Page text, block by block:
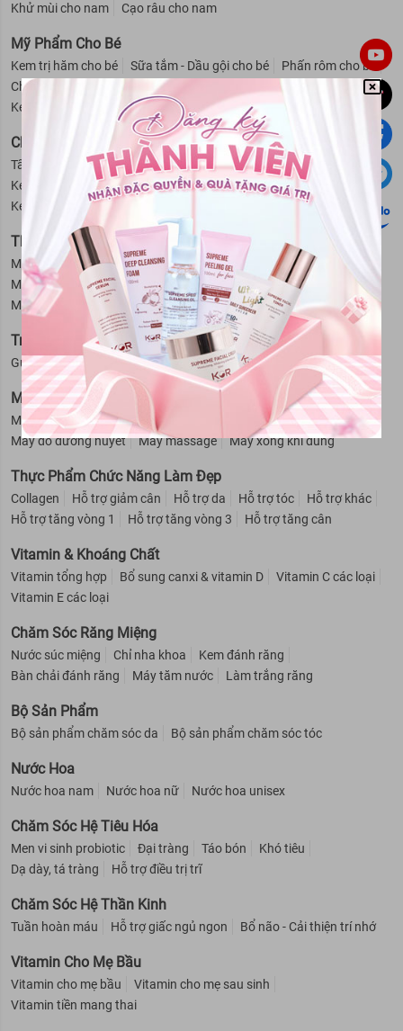
Khử mùi cho nam Cạo râu cho nam
Mỹ Phẩm Cho Bé
Kem trị hăm cho bé Sữa tắm - Dầu gội cho bé
Phấn rôm cho bé
Chống muỗi - Côn trùng cho bé
Nước hoa cho bé
Kem chống nắng - Dưỡng ẩm cho bé
Giữ ấm cho bé
Chăm Sóc Cơ Thể
Tẩy da chết Kem dưỡng thể Khử mùi
Kem chống nắng
Kem massage mặt
Kem trị thâm nách
Se khít lỗ chân lông
Kem tan mỡ bụng
Thiết Bị Làm Đẹp
Máy rửa mặt Máy massage mặt
Dụng cụ cạo râu
Máy xông hơi mặt
Máy tẩy lông
Máy hút mụn
Máy masssage mặt
Máy theo dõi sức khoẻ
Trang Điểm
Gương mặt Môi Nail - Móng Dụng cụ trang điểm
Máy Theo Dõi Sức Khỏe
Máy đo SpO2 Máy đo huyết áp
Máy đo, que thử đường huyết
Máy đo đường huyết
Máy massage Máy xông khí dung
Thực Phẩm Chức Năng Làm Đẹp
Collagen Hỗ trợ giảm cân Hỗ trợ da Hỗ trợ tóc
Hỗ trợ khác
Hỗ trợ tăng vòng 1
Hỗ trợ tăng vòng 3 Hỗ trợ tăng cân
Vitamin & Khoáng Chất
Vitamin tổng hợp Bổ sung canxi & vitamin D
Vitamin C các loại
Vitamin E các loại
Chăm Sóc Răng Miệng
Nước súc miệng Chỉ nha khoa
Kem đánh răng
Bàn chải đánh răng
Máy tăm nước Làm trắng răng
Bộ Sản Phẩm
Bộ sản phẩm chăm sóc da Bộ sản phẩm chăm sóc tóc
Nước Hoa
Nước hoa nam Nước hoa nữ Nước hoa unisex
Chăm Sóc Hệ Tiêu Hóa
Men vi sinh probiotic Đại tràng Táo bón
Khó tiêu
Dạ dày, tá tràng
Hỗ trợ điều trị trĩ
Chăm Sóc Hệ Thần Kinh
Tuần hoàn máu Hỗ trợ giấc ngủ ngon Bổ não - Cải thiện trí nhớ
Vitamin Cho Mẹ Bầu
Vitamin cho mẹ bầu
Vitamin cho mẹ sau sinh
Vitamin tiền mang thai